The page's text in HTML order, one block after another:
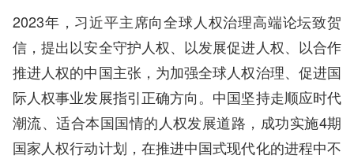
2023年，习近平主席向全球人权治理高端论坛致贺
信，提出以安全守护人权、以发展促进人权、以合作
推进人权的中国主张，为加强全球人权治理、促进国
际人权事业发展指引正确方向。中国坚持走顺应时代
潮流、适合本国国情的人权发展道路，成功实施4期
国家人权行动计划，在推进中国式现代化的进程中不